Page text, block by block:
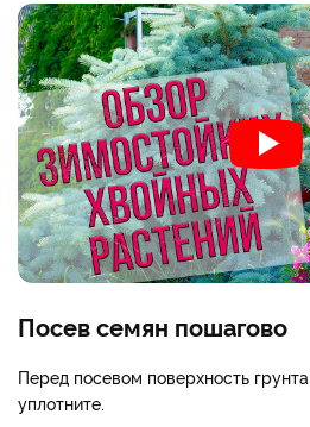
Посев семян пошагово
Перед посевом поверхность
уплотните.